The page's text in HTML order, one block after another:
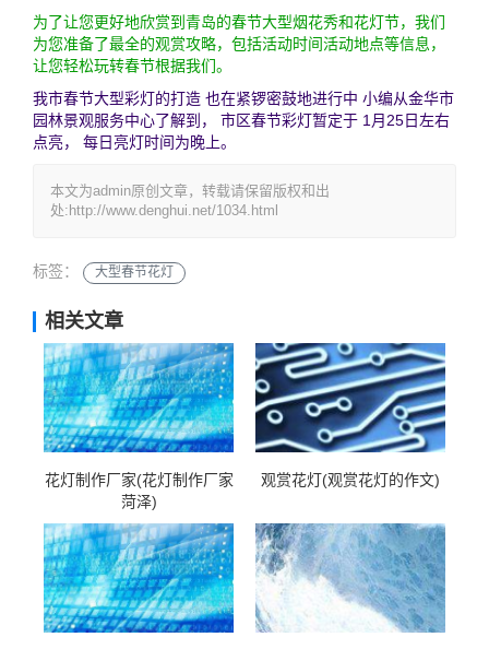
为了让您更好地欣赏到青岛的春节大型烟花秀和花灯节，我们
为您准备了最全的观赏攻略，包括活动时间活动地点等信息，
让您轻松玩转春节根据我们。
我市春节大型彩灯的打造 也在紧锣密鼓地进行中 小编从金华市
园林景观服务中心了解到， 市区春节彩灯暂定于 1月25日左右
点亮， 每日亮灯时间为晚上。
本文为admin原创文章，转载请保留版权和出
处:http://www.denghui.net/1034.html
标签： 大型春节花灯
相关文章
花灯制作厂家(花灯制作厂家
菏泽)
观赏花灯(观赏花灯的作文)